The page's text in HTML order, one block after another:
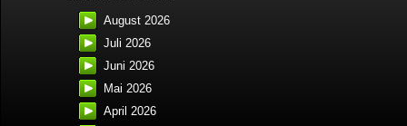
August 2026
Juli 2026
Juni 2026
Mai 2026
April 2026